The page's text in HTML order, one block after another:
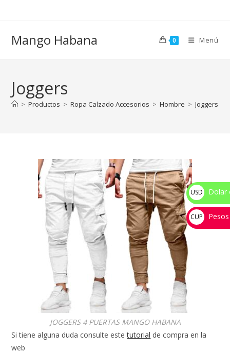
Mango Habana 0 Menú
Joggers
> Productos > Ropa Calzado Accesorios > Hombre > Joggers
JOGGERS 4 PUERTAS MANGO HABANA
Si tiene alguna duda consulte estetutorial de compra en la
web
USD
$
Dolar
CUP
💰
Pesos